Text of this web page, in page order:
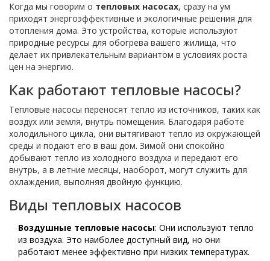
Когда мы говорим о тепловых насосах, сразу на ум
приходят энергоэффективные и экологичные решения для
отопления дома. Это устройства, которые используют
природные ресурсы для обогрева вашего жилища, что
делает их привлекательным вариантом в условиях роста
цен на энергию.
Как работают тепловые насосы?
Тепловые насосы переносят тепло из источников, таких как
воздух или земля, внутрь помещения. Благодаря работе
холодильного цикла, они вытягивают тепло из окружающей
среды и подают его в ваш дом. Зимой они спокойно
добывают тепло из холодного воздуха и передают его
внутрь, а в летние месяцы, наоборот, могут служить для
охлаждения, выполняя двойную функцию.
Виды тепловых насосов
Воздушные тепловые насосы: Они используют тепло
из воздуха. Это наиболее доступный вид, но они
работают менее эффективно при низких температурах.